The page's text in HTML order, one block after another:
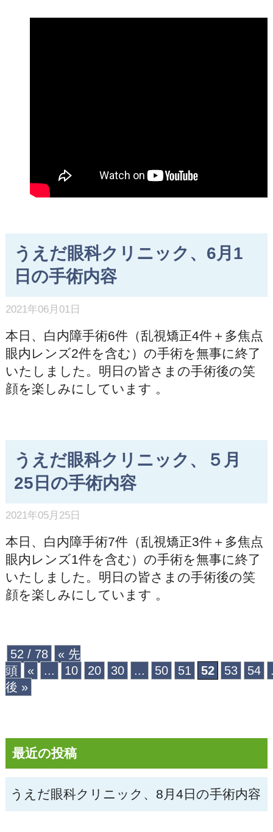
最近の投稿
うえだ眼科クリニック、8月4日の手術内容
うえだ眼科クリニック、6月1
日の手術内容
2021年06月01日
本日、白内障手術6件（乱視矯正4件＋多焦点
眼内レンズ2件を含む）の手術を無事に終了
いたしました。明日の皆さまの手術後の笑
顔を楽しみにしています 。
うえだ眼科クリニック、５月
25日の手術内容
2021年05月25日
本日、白内障手術7件（乱視矯正3件＋多焦点
眼内レンズ1件を含む）の手術を無事に終了
いたしました。明日の皆さまの手術後の笑
顔を楽しみにしています 。
52 / 78
« 先
頭
« ... 10 20 30 ... 50 51 52 53 54
後 »